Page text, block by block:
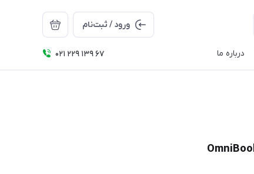
ورود / ثبت‌نام
درباره ما 021 229 139 67